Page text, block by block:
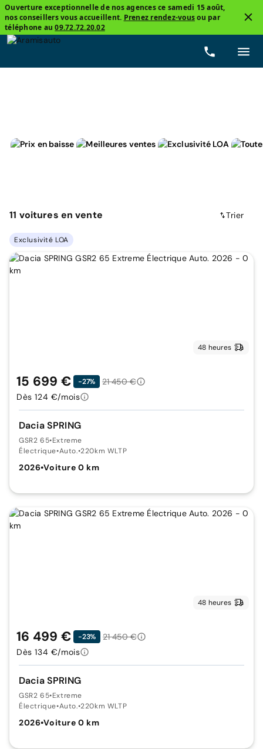
Ouverture exceptionnelle de nos agences ce samedi 15 août,
nos conseillers vous accueillent. Prenez rendez-vousou par
téléphone au09.72.72.20.02
Carburants
11 voitures en vente Trier
Exclusivité LOA
48 heures
Dacia SPRING
GSR2 65•Extreme
Électrique•Auto.•220km WLTP
2026•Voiture 0 km
15 699 € -27%
21 450 €
Dès 124 €/mois
48 heures
Dacia SPRING
GSR2 65•Extreme
Électrique•Auto.•220km WLTP
2026•Voiture 0 km
16 499 € -23%
21 450 €
Dès 134 €/mois